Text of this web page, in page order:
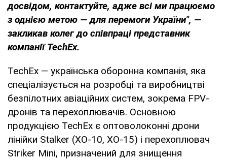
досвідом, контактуйте, адже всі ми працюємо
з однією метою — для перемоги України", —
закликав колег до співпраці представник
компанії TechEx.
TechEx — українська оборонна компанія, яка
спеціалізується на розробці та виробництві
безпілотних авіаційних систем, зокрема FPV-
дронів та перехоплювачів. Основною
продукцією TechEx є оптоволоконні дрони
лінійки Stalker (XO-10, XO-15) і перехоплювач
Striker Mini, призначений для знищення